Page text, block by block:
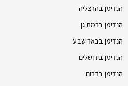
הנדימן בהרצליה
הנדימן ברמת גן
הנדימן בבאר שבע
הנדימן בירושלים
הנדימן בדרום